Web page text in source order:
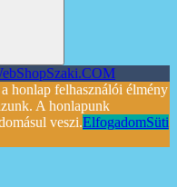
honlap felhasználói élmény
A honlapunk
veszi.ElfogadomSüti